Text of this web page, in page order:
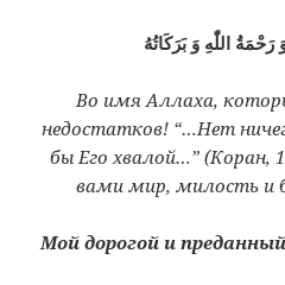
رَحْمَةُ اللّٰهِ وَ بَرَكَاتُهُ
Во имя Аллаха,
недостатков! “…Нет
бы Его хвалой…” (Коран,
вами мир, милость и
Мой дорогой и